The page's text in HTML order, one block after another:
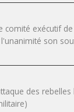
comité exécutif
son
des